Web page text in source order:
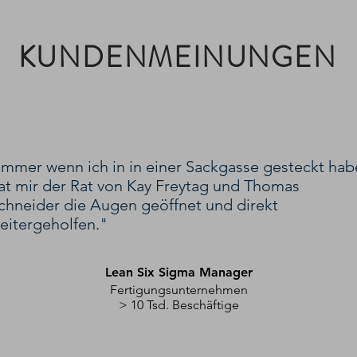
KUNDENMEINUNGEN
wenn ich in in einer Sackgasse gesteckt
mir der Rat von Kay Freytag und Thomas
die Augen geöffnet und direkt
Lean Six Sigma Manager
Fertigungsunternehmen
> 10 Tsd. Beschäftige